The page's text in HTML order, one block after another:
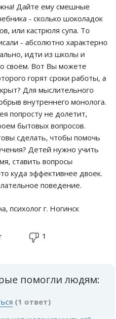
Дайте ему смешные
- сколько шоколадок
или кастрюля супа. То
- абсолютно характерно
идти из школы и
своём. Вот Вы можете
горят сроки работы, а
Для мыслительного
внутреннего монолога.
попросту не долетит,
бытовых вопросов.
сделать, чтобы помочь
Детей нужно учить
ставить вопросы
куда эффективнее двоек.
поведение.
психолог г. Ногинск
1
помогли людям:
(1 ответ)